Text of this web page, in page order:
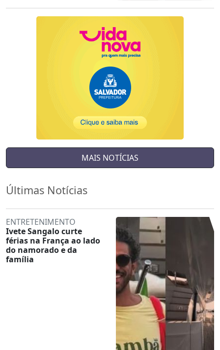
MAIS NOTÍCIAS
Últimas Notícias
ENTRETENIMENTO
Ivete Sangalo curte
férias na França ao lado
do namorado e da
família